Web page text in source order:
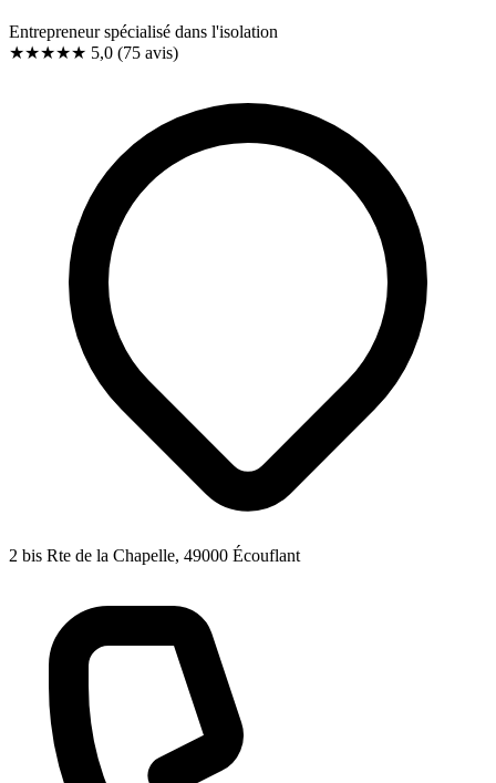
Entrepreneur spécialisé dans l'isolation
★★★★★ 5,0 (75 avis)
2 bis Rte de la Chapelle, 49000 Écouflant